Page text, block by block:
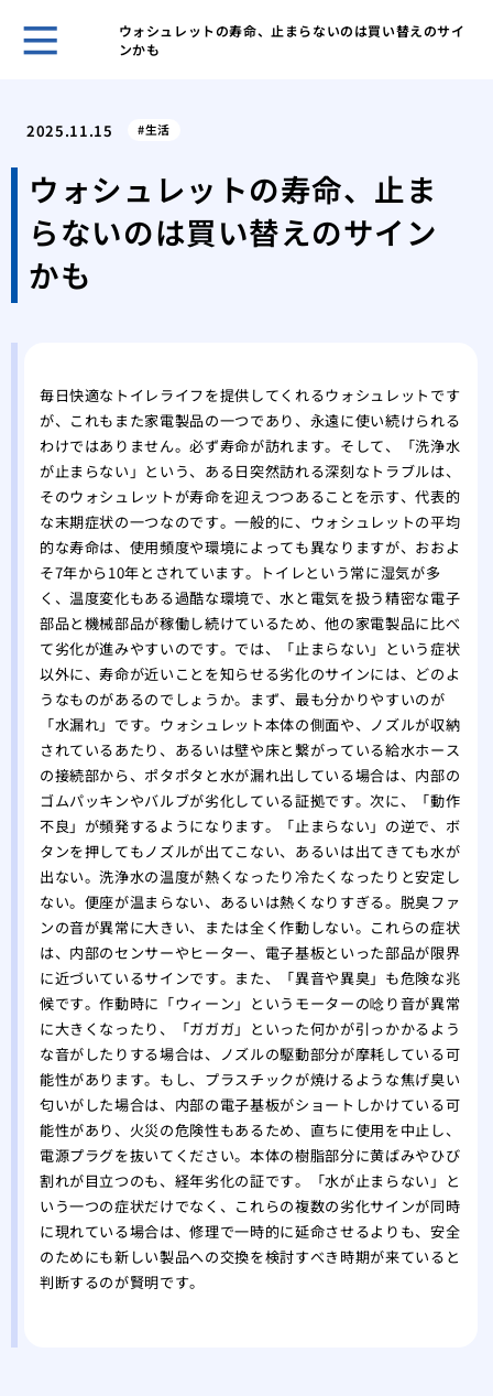
ウォシュレットの寿命、止まらないのは買い替えのサイ
ンかも
ト
給
賃
ず
2025.11.15 生活
ウォシュレットの寿命、止ま
らないのは買い替えのサイン
かも
毎日快適なトイレライフを提供してくれるウォシュレットです
が、これもまた家電製品の一つであり、永遠に使い続けられる
わけではありません。必ず寿命が訪れます。そして、「洗浄水
が止まらない」という、ある日突然訪れる深刻なトラブルは、
そのウォシュレットが寿命を迎えつつあることを示す、代表的
な末期症状の一つなのです。一般的に、ウォシュレットの平均
的な寿命は、使用頻度や環境によっても異なりますが、おおよ
そ7年から10年とされています。トイレという常に湿気が多
く、温度変化もある過酷な環境で、水と電気を扱う精密な電子
部品と機械部品が稼働し続けているため、他の家電製品に比べ
て劣化が進みやすいのです。では、「止まらない」という症状
以外に、寿命が近いことを知らせる劣化のサインには、どのよ
うなものがあるのでしょうか。まず、最も分かりやすいのが
「水漏れ」です。ウォシュレット本体の側面や、ノズルが収納
されているあたり、あるいは壁や床と繋がっている給水ホース
の接続部から、ポタポタと水が漏れ出している場合は、内部の
ゴムパッキンやバルブが劣化している証拠です。次に、「動作
不良」が頻発するようになります。「止まらない」の逆で、ボ
タンを押してもノズルが出てこない、あるいは出てきても水が
出ない。洗浄水の温度が熱くなったり冷たくなったりと安定し
ない。便座が温まらない、あるいは熱くなりすぎる。脱臭ファ
ンの音が異常に大きい、または全く作動しない。これらの症状
は、内部のセンサーやヒーター、電子基板といった部品が限界
に近づいているサインです。また、「異音や異臭」も危険な兆
候です。作動時に「ウィーン」というモーターの唸り音が異常
に大きくなったり、「ガガガ」といった何かが引っかかるよう
な音がしたりする場合は、ノズルの駆動部分が摩耗している可
能性があります。もし、プラスチックが焼けるような焦げ臭い
匂いがした場合は、内部の電子基板がショートしかけている可
能性があり、火災の危険性もあるため、直ちに使用を中止し、
電源プラグを抜いてください。本体の樹脂部分に黄ばみやひび
割れが目立つのも、経年劣化の証です。「水が止まらない」と
いう一つの症状だけでなく、これらの複数の劣化サインが同時
に現れている場合は、修理で一時的に延命させるよりも、安全
のためにも新しい製品への交換を検討すべき時期が来ていると
判断するのが賢明です。